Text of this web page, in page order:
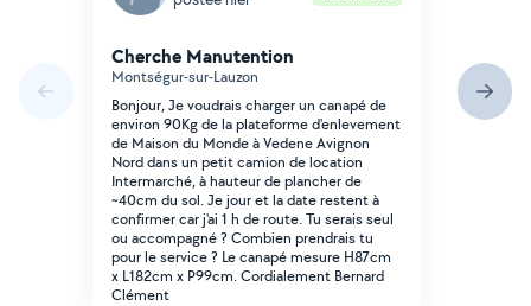
Cherche Manutention
Montségur-sur-Lauzon
Bonjour, Je voudrais charger un canapé de
environ 90Kg de la plateforme d'enlevement
de Maison du Monde à Vedene Avignon
Nord dans un petit camion de location
Intermarché, à hauteur de plancher de
~40cm du sol. Je jour et la date restent à
confirmer car j'ai 1 h de route. Tu serais seul
ou accompagné ? Combien prendrais tu
pour le service ? Le canapé mesure H87cm
x L182cm x P99cm. Cordialement Bernard
Clément